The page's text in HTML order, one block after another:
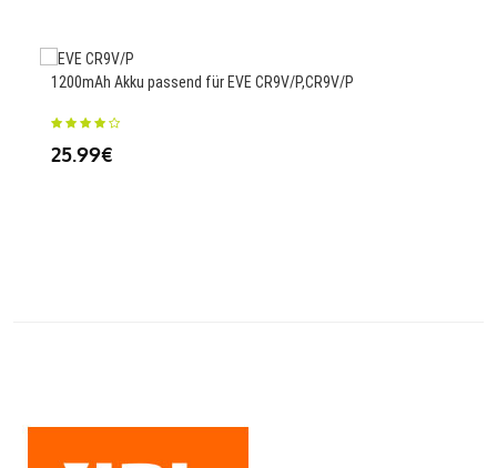
1200mAh Akku passend für EVE CR9V/P,CR9V/P
25.99€